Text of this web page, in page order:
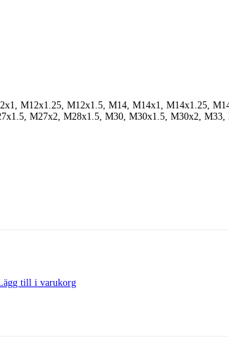
M12x1.25, M12x1.5, M14, M14x1, M14x1.25,
M27x2, M28x1.5, M30, M30x1.5, M30x2,
till i varukorg